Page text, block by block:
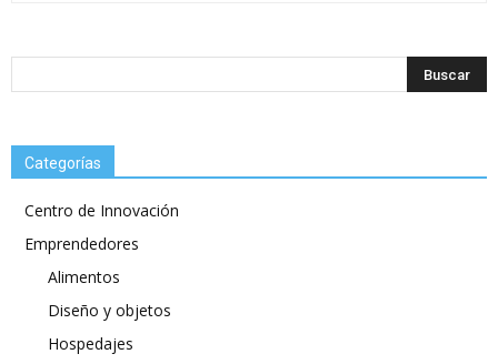
Categorías
Centro de Innovación
Emprendedores
Alimentos
Diseño y objetos
Hospedajes